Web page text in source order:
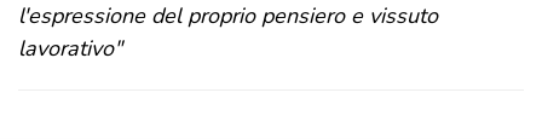
l'espressione del proprio pensiero e vissuto
lavorativo"